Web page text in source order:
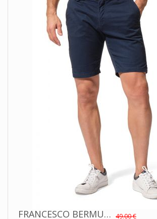
FRANCESCO BERMUDA AVEC CEINTURE HUBLOT TAILLE 40 49.00 €